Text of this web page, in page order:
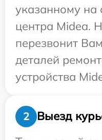
указанному на
центра Midea.
перезвонит
деталей
устройства
2
Выезд